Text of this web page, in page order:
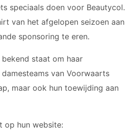
speciaals doen voor Beautycol.
van het afgelopen seizoen aan
sponsoring te eren.
staat om haar
van Voorwaarts
maar ook hun toewijding aan
op hun website: